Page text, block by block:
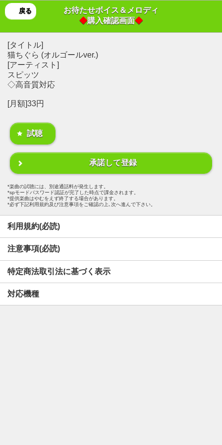
戻る
お待たせボイス＆メロディ
◆購入確認画面◆
[タイトル]
猫ちぐら (オルゴールver.)
[アーティスト]
スピッツ
◇高音質対応
[月額]33円
試聴
承諾して登録
楽曲の試聴には、別途通話料が発生します。
spモードパスワード認証が完了した時点で課金されます。
提供楽曲はやむをえず終了する場合があります。
必ず下記利用規約及び注意事項をご確認の上､次へ進んで下さい。
利用規約(必読)
注意事項(必読)
特定商法取引法に基づく表示
対応機種